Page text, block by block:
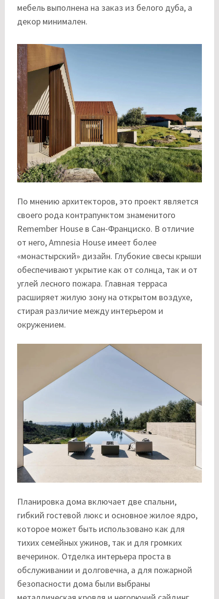
мебель выполнена на заказ из белого дуба, а
декор минимален.
По мнению архитекторов, это проект является
своего рода контрапунктом знаменитого
Remember House в Сан-Франциско. В отличие
от него, Amnesia House имеет более
«монастырский» дизайн. Глубокие свесы крыши
обеспечивают укрытие как от солнца, так и от
углей лесного пожара. Главная терраса
расширяет жилую зону на открытом воздухе,
стирая различие между интерьером и
окружением.
Планировка дома включает две спальни,
гибкий гостевой люкс и основное жилое ядро,
которое может быть использовано как для
тихих семейных ужинов, так и для громких
вечеринок. Отделка интерьера проста в
обслуживании и долговечна, а для пожарной
безопасности дома были выбраны